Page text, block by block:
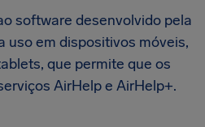
software desenvolvido pela
uso em dispositivos móveis,
que permite que os
AirHelp e AirHelp+.